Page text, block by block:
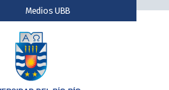
Medios UBB
Contacto